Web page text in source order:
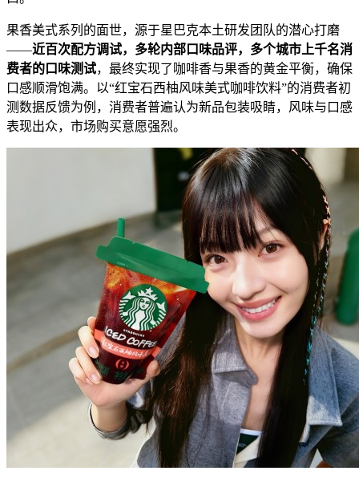
果香美式系列的面世，源于星巴克本土研发团队的潜心打磨
——近百次配方调试， 多轮内部口味品评，多个城市上千名消
费者的 口味测试，最终实现了咖啡香与果香的黄金平衡，确保
口感顺滑饱满。以“红宝石西柚风味美式咖啡饮料”的消费者初
测数据反馈为例，消费者普遍认为新品包装吸睛，风味与口感
表现出众，市场购买意愿强烈。